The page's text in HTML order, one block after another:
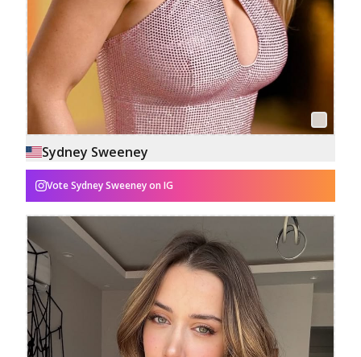
Sydney Sweeney
VoteSydney Sweeneyon IG